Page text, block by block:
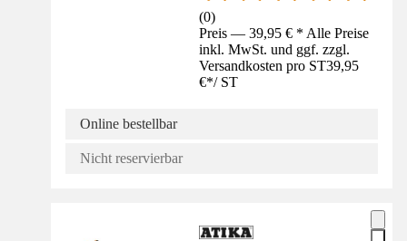
(0)
Preis — 39,95 € * Alle Preise
inkl. MwSt. und ggf. zzgl.
Versandkosten pro ST39,95
€*/ ST
Online bestellbar
Nicht reservierbar